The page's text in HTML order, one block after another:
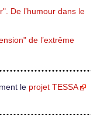
De l’humour dans le
de l’extrême
le projet TESSA